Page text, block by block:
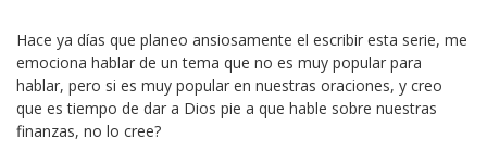
Hace ya días que planeo ansiosamente el escribir esta serie, me
emociona hablar de un tema que no es muy popular para
hablar, pero si es muy popular en nuestras oraciones, y creo
que es tiempo de dar a Dios pie a que hable sobre nuestras
finanzas, no lo cree?